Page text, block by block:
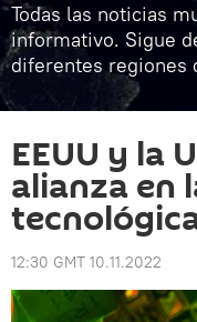
Todas las noticias
informativo. Sigue
diferentes regiones
EEUU y la
alianza en
12:30 GMT 10.11.2022